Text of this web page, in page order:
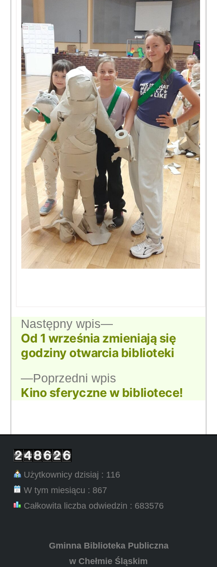
Nawigacja
wpisu
Poprzedni wpis
wpis:
Kino sferyczne w bibliotece!
Następny wpis
Następny
wpis:
Od 1 września zmieniają się
godziny otwarcia biblioteki
Użytkownicy dzisiaj : 116
W tym miesiącu : 867
Całkowita liczba odwiedzin : 683576
Gminna Biblioteka Publiczna
w Chełmie Śląskim